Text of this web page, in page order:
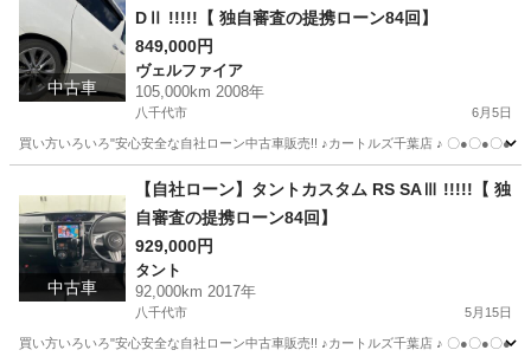
中古車
DⅡ !!!!!【 独自審査の提携ローン84回】
849,000円
ヴェルファイア
105,000km 2008年
八千代市 6月5日
買い方いろいろ"安心安全な自社ローン中古車販売!! ♪カートルズ千葉店 ♪ 〇●〇●〇
ヴェルファイア カートルズ
中古車
【自社ローン】タントカスタム RS SAⅢ !!!!!【 独
自審査の提携ローン84回】
929,000円
タント
92,000km 2017年
八千代市 5月15日
買い方いろいろ"安心安全な自社ローン中古車販売!! ♪カートルズ千葉店 ♪ 〇●〇●〇